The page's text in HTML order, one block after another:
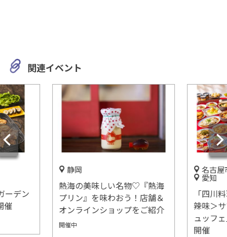
関連イベント
ーデン
催
静岡
熱海の美味しい名物♡『熱海
プリン』を味わおう！店舗＆
オンラインショップをご紹介
開催中
名古屋
愛知
「四川
辣味＞
ュッフ
開催